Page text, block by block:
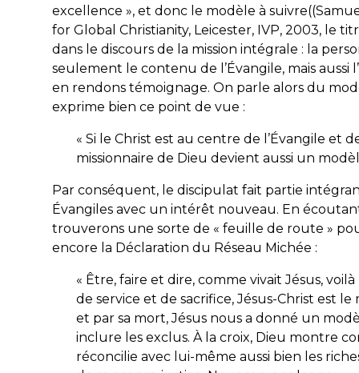
excellence », et donc le modèle à
for Global Christianity, Leicester, IVP, 2003, le
dans le discours de la mission intégrale : la
seulement le contenu de l’Évangile, mais
en rendons témoignage. On parle alors du
exprime bien ce point de vue :
« Si le Christ est au centre de l’Évangile et
missionnaire de Dieu devient aussi un
Par conséquent, le discipulat fait partie
Évangiles avec un intérêt nouveau. En
trouverons une sorte de « feuille de route »
encore la Déclaration du Réseau Michée :
« Être, faire et dire, comme vivait Jésus,
de service et de sacrifice, Jésus-Christ est
et par sa mort, Jésus nous a donné un
inclure les exclus. À la croix, Dieu montre
réconcilie avec lui-même aussi bien les